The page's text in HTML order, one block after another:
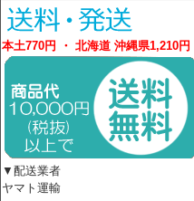
本土770円 ・ 北海道 沖縄県1,210円
▼配送業者
ヤマト運輸